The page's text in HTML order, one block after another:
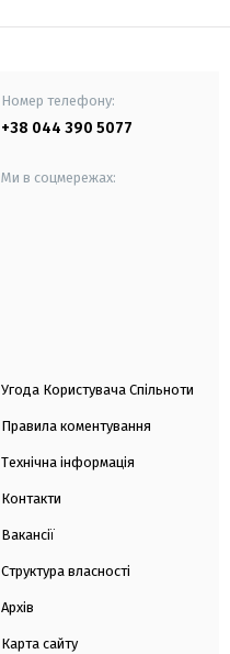
Номер телефону:
+38 044 390 5077
Ми в соцмережах:
Угода Користувача Спільноти
Правила коментування
Технічна інформація
Контакти
Вакансії
Структура власності
Архів
Карта сайту